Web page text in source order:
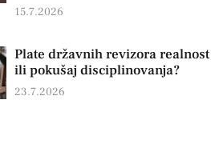
15.7.2026
Plate državnih revizora realnost
ili pokušaj disciplinovanja?
23.7.2026